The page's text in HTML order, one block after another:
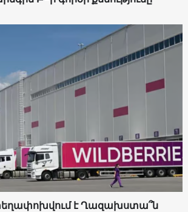
է Ղազախստա՞ն